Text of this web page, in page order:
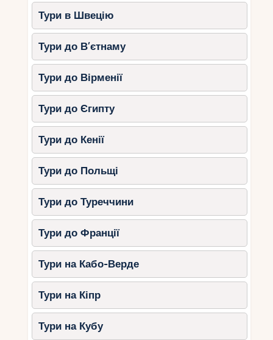
персоналізовані доглядові ритуали в
Гідротерапія та купання в
природних джерелах
Авторські детокс-програми
очищення організму
Ароматерапевтичні сеанси
ефірними оліями рідкісних рослин
Оксамитовий сезон на Сейшелах – ідеальний
час для відпочинку у найкращих СПА-
комплексах світу. Розкішні процедури, натхненні
природою, поєднання традиційних та сучасних
методик, а також найвищий рівень сервісу
дозволяють створити незабутню велнес-
подорож. Дозвольте собі повне розслаблення
та перезавантаження в оточенні тропічного
Тури в Швецію
Тури до В’єтнаму
Тури до Вірменії
Тури до Єгипту
Тури до Кенії
Тури до Польщі
Тури до Туреччини
Тури до Франції
Тури на Кабо-Верде
Тури на Кіпр
Тури на Кубу